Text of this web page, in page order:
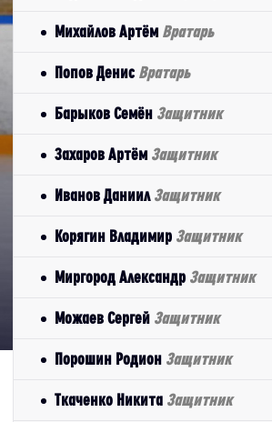
Михайлов Артём Вратарь
Попов Денис Вратарь
Барыков Семён Защитник
Захаров Артём Защитник
Иванов Даниил Защитник
Корягин Владимир Защитник
Миргород Александр Защитник
Можаев Сергей Защитник
Порошин Родион Защитник
Ткаченко Никита Защитник